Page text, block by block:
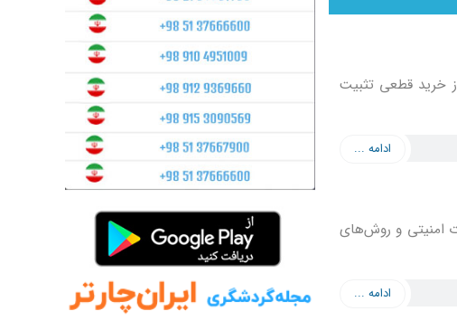
خرید قطعی تثبیت
ادامه ...
امنیتی و روش‌های
ادامه ...